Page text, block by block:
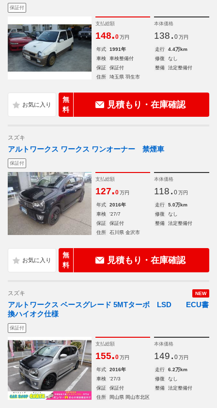
保証付
支払総額
148.0 万円
本体価格
138. 0 万円
年式 1991年 走行
4.4万km
車検
車検整備付 修復
なし
保証
保証付 整備
法定整備付
住所
埼玉県 羽生市
無
料
見積もり・在庫確認
スズキ
アルトワークス ワークス ワンオーナー 禁煙車
保証付
支払総額
127.0 万円
本体価格
118. 0 万円
年式 2016年 走行
5.0万km
車検
'27/7 修復
なし
保証
保証付 整備
法定整備付
住所
石川県 金沢市
無
料
見積もり・在庫確認
NEW
スズキ
アルトワークス ベースグレード 5MTターボ LSD ECU書
換ハイオク仕様
保証付
支払総額
155.0 万円
本体価格
149. 0 万円
年式 2016年 走行
6.2万km
車検
'27/3 修復
なし
保証
保証付 整備
法定整備付
住所
岡山県 岡山市北区